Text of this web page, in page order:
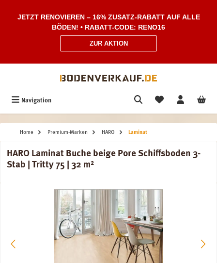
JETZT RENOVIEREN – 16% ZUSATZ-RABATT AUF ALLE
BÖDEN! • RABATT-CODE: RENO16
ZUR AKTION
Navigation
Home Premium-Marken HARO Laminat
HARO Laminat Buche beige Pore Schiffsboden 3-
Stab | Tritty 75 | 32 m²
Bildergalerie überspringen